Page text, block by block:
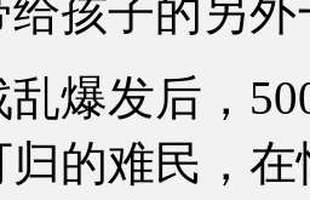
子的另外
发后，500
的难民，